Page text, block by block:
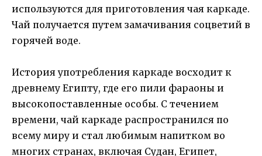
используются для приготовления чая каркаде.
Чай получается путем замачивания соцветий в
горячей воде.
История употребления каркаде восходит к
древнему Египту, где его пили фараоны и
высокопоставленные особы. С течением
времени, чай каркаде распространился по
всему миру и стал любимым напитком во
многих странах, включая Судан, Египет,